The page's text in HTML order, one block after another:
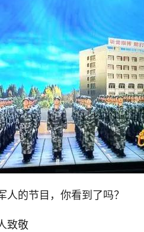
的节目，你看到了吗？
致敬